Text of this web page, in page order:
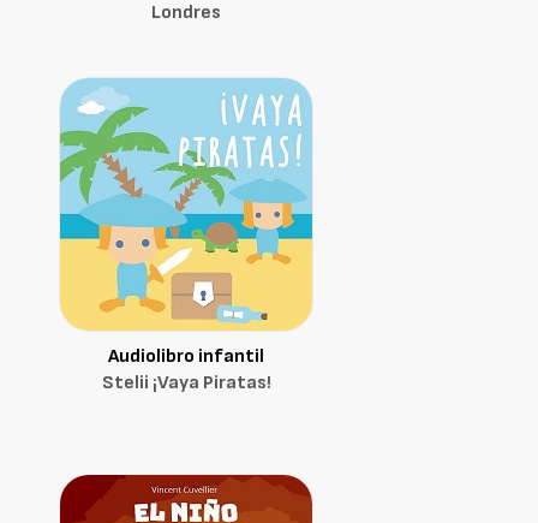
Londres
Audiolibro infantil
Stelii ¡Vaya Piratas!